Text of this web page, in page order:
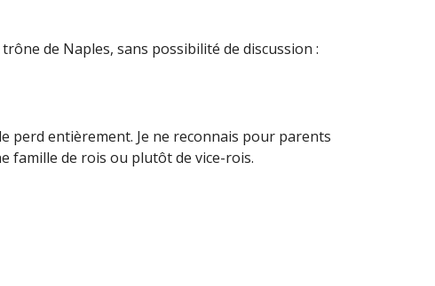
de Naples, sans possibilité de discussion :
perd entièrement. Je ne reconnais pour parents
famille de rois ou plutôt de vice-rois.